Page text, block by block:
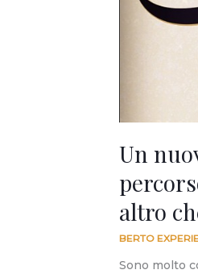
Un
altro
BERTO
Sono molto
percorso
insieme:
partita